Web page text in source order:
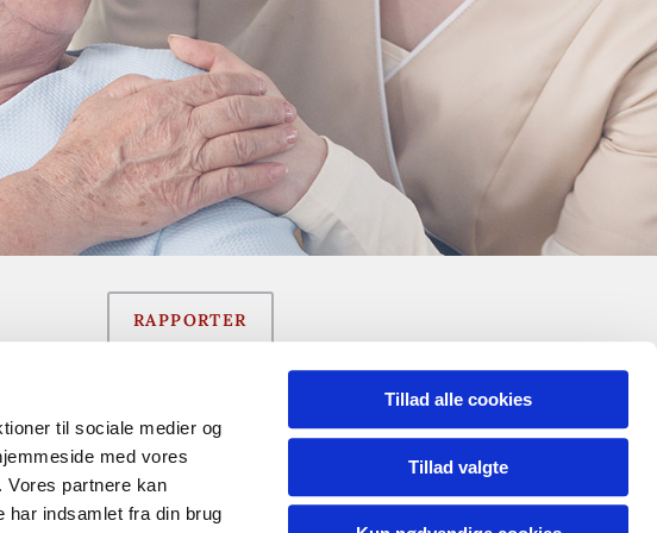
til sociale medier og
med vores
Vores partnere kan
har indsamlet fra din brug
Tillad alle cookies
Tillad valgte
RAPPORTER